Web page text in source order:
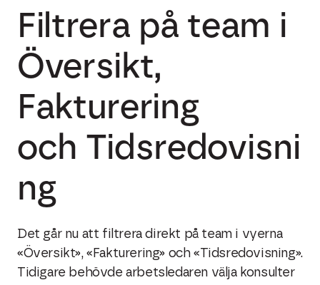
Filtrera på team i
Översikt,
Fakturering
och Tidsredovisni
ng
Det går nu att filtrera direkt på team i vyerna
«Översikt», «Fakturering» och «Tidsredovisning».
Tidigare behövde arbetsledaren välja konsulter